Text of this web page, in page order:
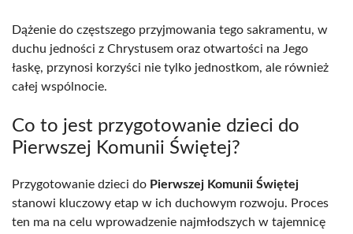
Dążenie do częstszego przyjmowania tego sakramentu, w
duchu jedności z Chrystusem oraz otwartości na Jego
łaskę, przynosi korzyści nie tylko jednostkom, ale również
całej wspólnocie.
Co to jest przygotowanie dzieci do
Pierwszej Komunii Świętej?
Przygotowanie dzieci do Pierwszej Komunii Świętej
stanowi kluczowy etap w ich duchowym rozwoju. Proces
ten ma na celu wprowadzenie najmłodszych w tajemnicę